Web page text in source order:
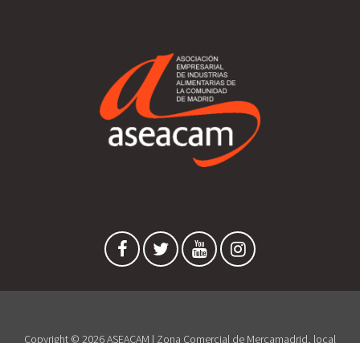
Copyright © 2026 ASEACAM | Zona Comercial de Mercamadrid, local